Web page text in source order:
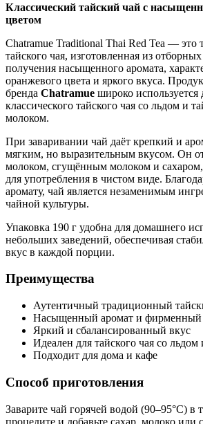
Классический тайский чай с
цветом
Chatramue Traditional Thai Red Tea — это
тайского чая, изготовленная из
получения насыщенного аромата,
оранжевого цвета и яркого вкуса.
бренда Chatramue широко используется
классического тайского чая со льдом и
молоком.
При заваривании чай даёт крепкий и
мягким, но выразительным вкусом. Он
молоком, сгущённым молоком и
для употребления в чистом виде.
аромату, чай является незаменимым
чайной культуры.
Упаковка 190 г удобна для домашнего
небольших заведений, обеспечивая
вкус в каждой порции.
Преимущества
Аутентичный традиционный
Насыщенный аромат и фирменный
Яркий и сбалансированный вкус
Идеален для тайского чая со
Подходит для дома и кафе
Способ приготовления
Заварите чай горячей водой (90–95°C) в
процедите и добавьте сахар, молоко